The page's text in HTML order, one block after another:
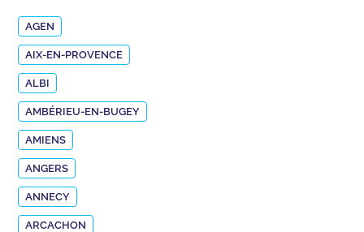
AGEN
AIX-EN-PROVENCE
ALBI
AMBÉRIEU-EN-BUGEY
AMIENS
ANGERS
ANNECY
ARCACHON